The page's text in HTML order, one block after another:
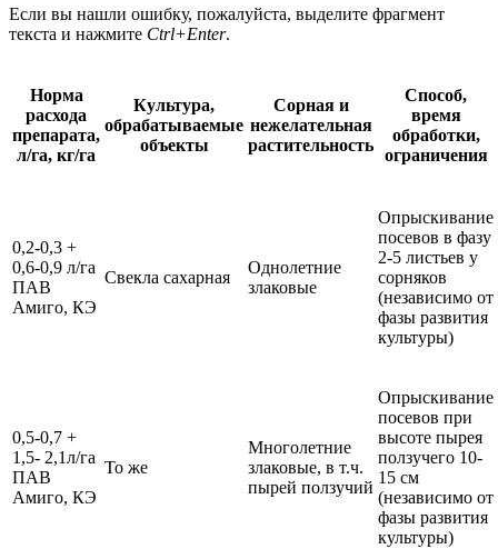
Если вы нашли ошибку, пожалуйста, выделите фрагмент
текста и нажмите Ctrl+Enter.
Норма
расхода
препарата,
л/га, кг/га
Культура,
обрабатываемые
объекты
Сорная и
нежелательная
растительность
Способ,
время
обработки,
ограничения
0,2-0,3 +
0,6-0,9 л/га
ПАВ
Амиго, КЭ
Свекла сахарная
Однолетние
злаковые
Опрыскивание
посевов в фазу
2-5 листьев у
сорняков
(независимо от
фазы развития
культуры)
0,5-0,7 +
1,5- 2,1л/га
ПАВ
Амиго, КЭ
То же
Многолетние
злаковые, в т.ч.
пырей ползучий
Опрыскивание
посевов при
высоте пырея
ползучего 10-
15 см
(независимо от
фазы развития
культуры)